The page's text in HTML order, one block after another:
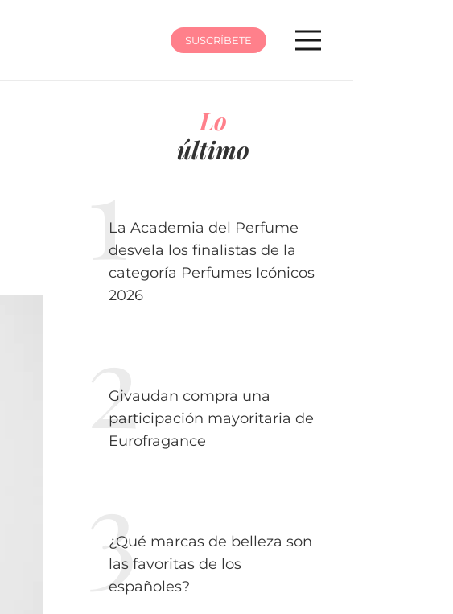
SUSCRÍBETE
Lo
último
La Academia del Perfume
desvela los finalistas de la
categoría Perfumes Icónicos
2026
Givaudan compra una
participación mayoritaria de
Eurofragance
¿Qué marcas de belleza son
las favoritas de los
españoles?